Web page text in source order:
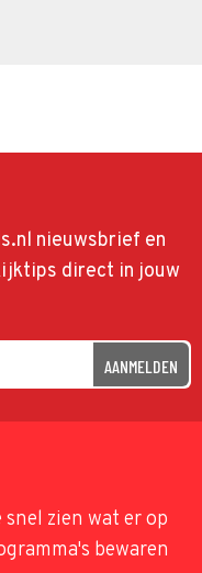
nieuwsbrief en
direct in jouw
AANMELDEN
zien wat er op
bewaren